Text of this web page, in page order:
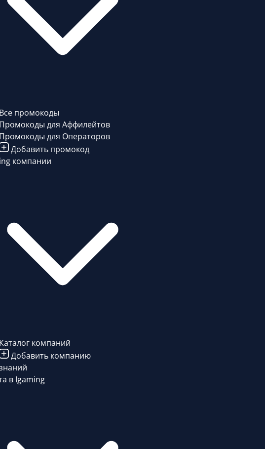
Все промокоды
Промокоды для Аффилейтов
Промокоды для Операторов
Добавить промокод
компании
Каталог компаний
Добавить компанию
в Igaming